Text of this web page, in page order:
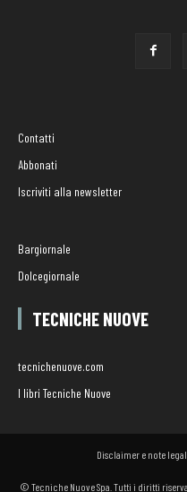
Contatti
Abbonati
Iscriviti alla newsletter
Bargiornale
Dolcegiornale
TECNICHE NUOVE
tecnichenuove.com
I libri Tecniche Nuove
Disclaimer e note
© Tecniche Nuove Spa. Tutti i diritti